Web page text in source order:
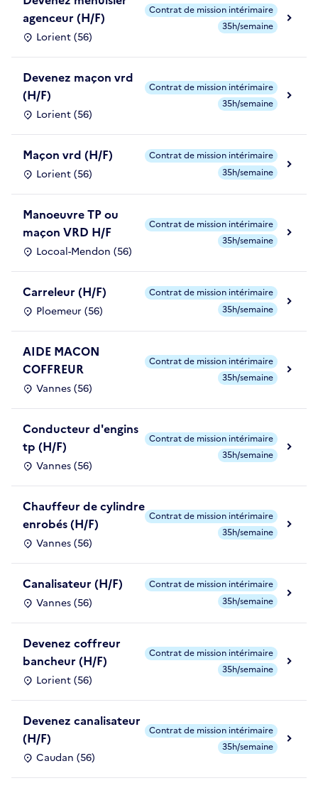
agenceur (H/F)
Lorient (56)
Contrat de mission intérimaire
35h/semaine
Devenez maçon vrd
(H/F)
Lorient (56)
Contrat de mission intérimaire
35h/semaine
Maçon vrd (H/F)
Lorient (56)
Contrat de mission intérimaire
35h/semaine
Manoeuvre TP ou
maçon VRD H/F
Locoal-Mendon (56)
Contrat de mission intérimaire
35h/semaine
Carreleur (H/F)
Ploemeur (56)
Contrat de mission intérimaire
35h/semaine
AIDE MACON
COFFREUR
Vannes (56)
Contrat de mission intérimaire
35h/semaine
Conducteur d'engins
tp (H/F)
Vannes (56)
Contrat de mission intérimaire
35h/semaine
Chauffeur de cylindre
enrobés (H/F)
Vannes (56)
Contrat de mission intérimaire
35h/semaine
Canalisateur (H/F)
Vannes (56)
Contrat de mission intérimaire
35h/semaine
Devenez coffreur
bancheur (H/F)
Lorient (56)
Contrat de mission intérimaire
35h/semaine
Devenez canalisateur
(H/F)
Caudan (56)
Contrat de mission intérimaire
35h/semaine